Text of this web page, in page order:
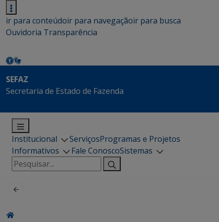
ir para conteúdoir para navegaçãoir para busca
Ouvidoria Transparência
SEFAZ
Secretaria de Estado de Fazenda
Institucional ServiçosProgramas e Projetos
Informativos
Fale ConoscoSistemas
Pesquisar
por: